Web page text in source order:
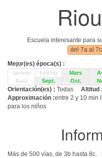
Escuela interesante para
del 7a al 7c
Mejor(es) época(s) :
Janvier Février Mars
Août
Sept. Oct.
Orientación(es) : Todas Altitud :
Approximación :entre 2 y 10 min
para los niños.
Más de 500 vías, de 3b hasta 8c.